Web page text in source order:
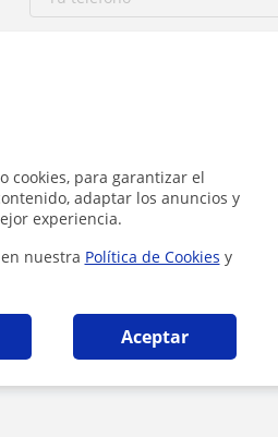
cookies, para garantizar el
adaptar los anuncios y
experiencia.
nuestra Política de Cookies y
Aceptar
Al hacer clic, aceptas nuestro
Ver